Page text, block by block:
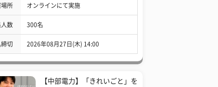
場所 オンラインにて実施
人数 300名
締切 2026年08月27日(木) 14:00
【中部電力】「きれいごと」を